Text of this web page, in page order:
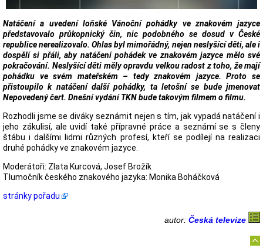
Natáčení a uvedení loňské Vánoční pohádky ve znakovém jazyce
představovalo průkopnický čin, nic podobného se dosud v České
republice nerealizovalo. Ohlas byl mimořádný, nejen neslyšící děti, ale i
dospělí si přáli, aby natáčení pohádek ve znakovém jazyce mělo své
pokračování. Neslyšící děti měly opravdu velkou radost z toho, že mají
pohádku ve svém mateřském – tedy znakovém jazyce. Proto se
přistoupilo k natáčení další pohádky, ta letošní se bude jmenovat
Nepovedený čert. Dnešní vydání TKN bude takovým filmem o filmu.
Rozhodli jsme se diváky seznámit nejen s tím, jak vypadá natáčení i
jeho zákulisí, ale uvidí také přípravné práce a seznámí se s členy
štábu i dalšími lidmi různých profesí, kteří se podílejí na realizaci
druhé pohádky ve znakovém jazyce.
Moderátoři: Zlata Kurcová, Josef Brožík
Tlumočník českého znakového jazyka: Monika Boháčková
stránky pořadu
autor: Česká televize